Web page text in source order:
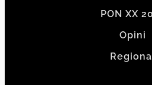
PON XX
Opini